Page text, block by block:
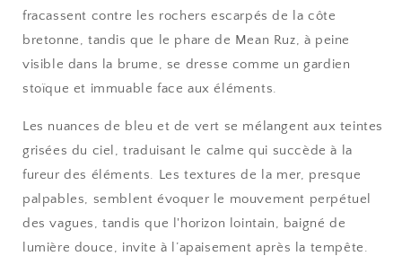
fracassent contre les rochers escarpés de la côte
bretonne, tandis que le phare de Mean Ruz, à peine
visible dans la brume, se dresse comme un gardien
stoïque et immuable face aux éléments.
Les nuances de bleu et de vert se mélangent aux teintes
grisées du ciel, traduisant le calme qui succède à la
fureur des éléments. Les textures de la mer, presque
palpables, semblent évoquer le mouvement perpétuel
des vagues, tandis que l'horizon lointain, baigné de
lumière douce, invite à l’apaisement après la tempête.